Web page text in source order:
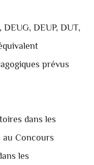
DEUP, DUT,
prévus
dans les
au Concours
les